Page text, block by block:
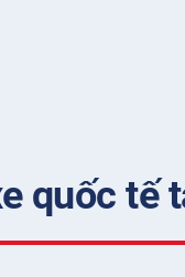
quốc tế